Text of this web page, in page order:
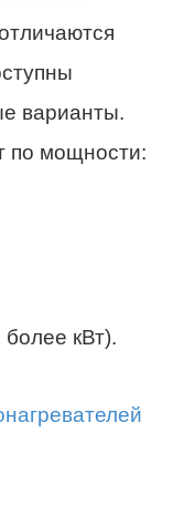
варианты.
по мощности:
кВт).